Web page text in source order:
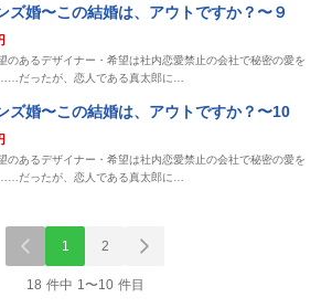
ズ婚〜この結婚は、アウトですか？〜９
のあるデザイナー・希望は社内恋愛禁止の会社で秘密の愛を
だったが、恋人である真太郎に…
ズ婚〜この結婚は、アウトですか？〜10
のあるデザイナー・希望は社内恋愛禁止の会社で秘密の愛を
だったが、恋人である真太郎に…
1 2
18 件中 1〜10 件目